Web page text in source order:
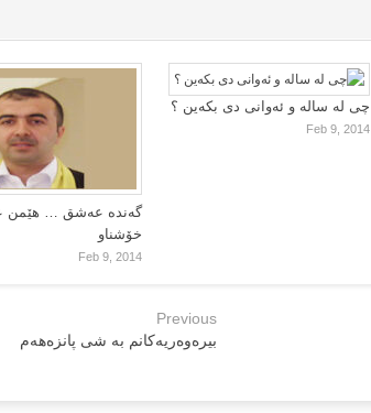
گه‌نده‌ عه‌شق … هێمن
خۆشناو
Feb 9, 2014
چی لە سالە و ئەوانی دی بكەین ؟
Feb 9, 2014
Previous
بیرەوەریەكانم بە شی پانزەهەم